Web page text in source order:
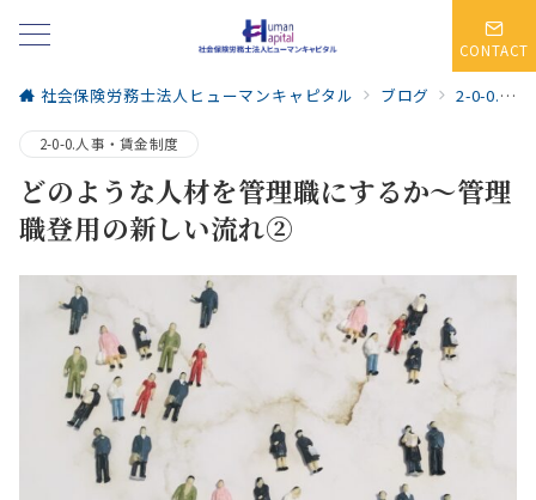
CONTACT
社会保険労務士法人ヒューマンキャピタル ブログ 2-0-0.人事・賃金制度
2-0-0.人事・賃金制度
どのような人材を管理職にするか～管理
職登用の新しい流れ②